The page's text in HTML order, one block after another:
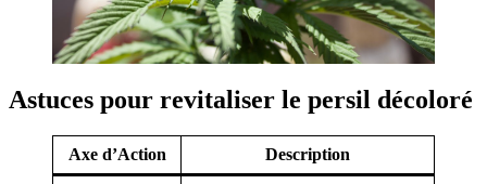
Astuces pour revitaliser le persil décoloré
Axe d’Action Description